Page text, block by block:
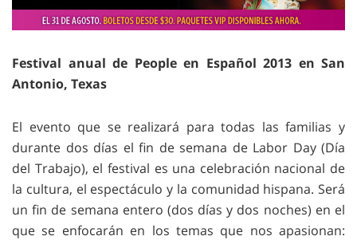
Festival anual de People en Español 2013 en San
Antonio, Texas
El evento que se realizará para todas las familias y
durante dos días el fin de semana de Labor Day (Día
del Trabajo), el festival es una celebración nacional de
la cultura, el espectáculo y la comunidad hispana. Será
un fin de semana entero (dos días y dos noches) en el
que se enfocarán en los temas que nos apasionan: